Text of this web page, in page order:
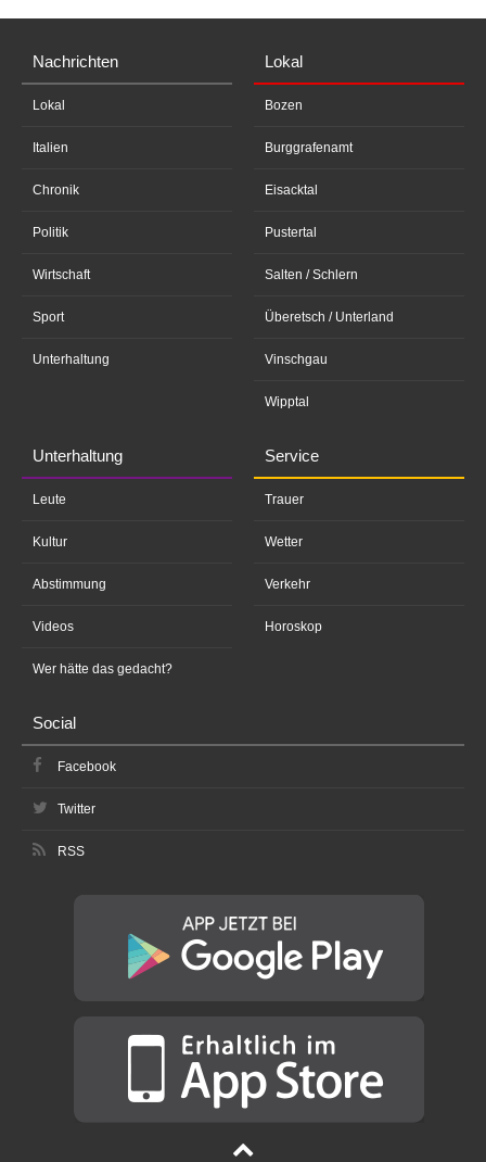
Nachrichten
Lokal
Italien
Chronik
Politik
Wirtschaft
Sport
Unterhaltung
Lokal
Bozen
Burggrafenamt
Eisacktal
Pustertal
Salten / Schlern
Überetsch / Unterland
Vinschgau
Wipptal
Unterhaltung
Leute
Kultur
Abstimmung
Videos
Wer hätte das gedacht?
Service
Trauer
Wetter
Verkehr
Horoskop
Social
Facebook
Twitter
RSS